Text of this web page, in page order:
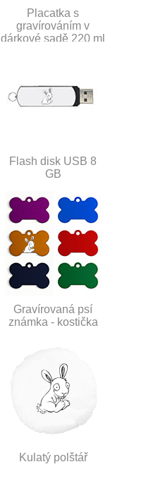
Placatka s
gravírováním v
dárkové sadě 220 ml
Flash disk USB 8
GB
Gravírovaná psí
známka - kostička
Kulatý polštář